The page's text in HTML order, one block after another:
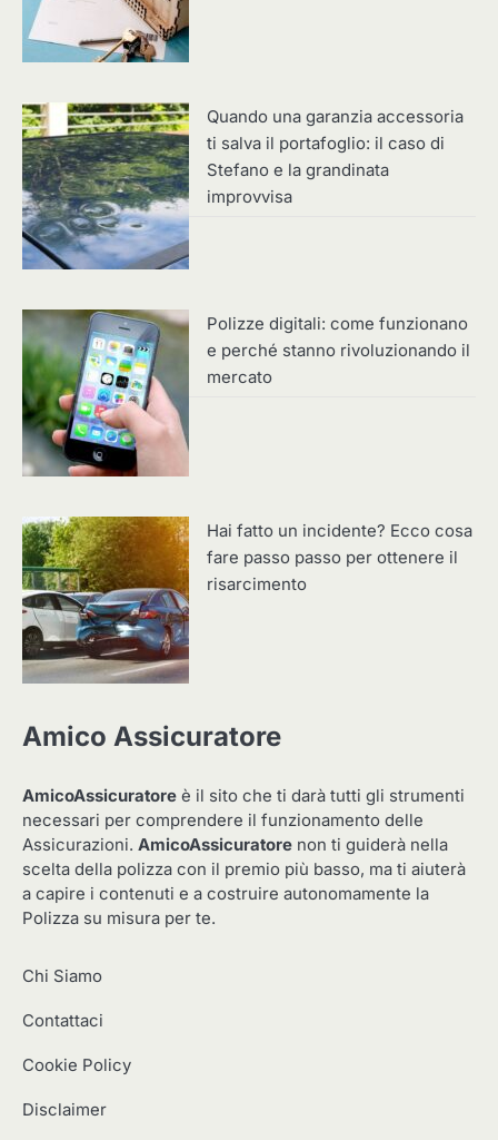
Quando una garanzia accessoria
ti salva il portafoglio: il caso di
Stefano e la grandinata
improvvisa
Polizze digitali: come funzionano
e perché stanno rivoluzionando il
mercato
Hai fatto un incidente? Ecco cosa
fare passo passo per ottenere il
risarcimento
Amico Assicuratore
AmicoAssicuratore è il sito che ti darà tutti gli strumenti
necessari per comprendere il funzionamento delle
Assicurazioni. AmicoAssicuratore non ti guiderà nella
scelta della polizza con il premio più basso, ma ti aiuterà
a capire i contenuti e a costruire autonomamente la
Polizza su misura per te.
Chi Siamo
Contattaci
Cookie Policy
Disclaimer